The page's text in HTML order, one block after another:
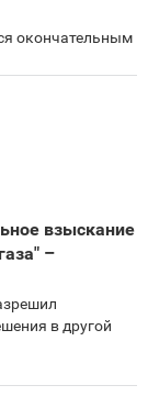
окончательным
взыскание
–
в другой